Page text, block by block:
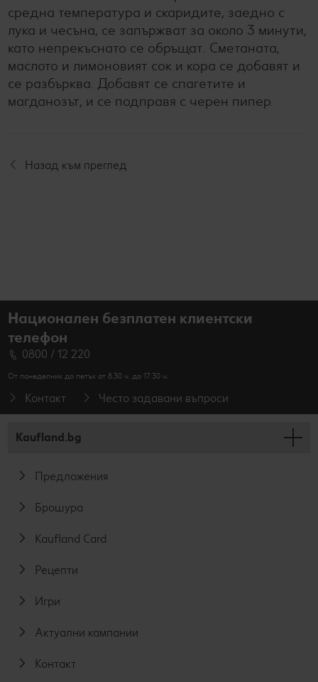
средна температура и скаридите, заедно с
лука и чесъна, се запържват за около 3 минути,
като непрекъснато се обръщат. Сметаната,
маслото и лимоновият сок и кора се добавят и
се разбърква. Добавят се спагетите и
магданозът, и се подправя с черен пипер.
Назад към преглед
Национален безплатен клиентски
телефон
0800 / 12 220
От понеделник до петък от 8.30 ч. до 17.30 ч.
Контакт Често задавани въпроси
Kaufland.bg
Предложения
Брошура
Kaufland Card
Рецепти
Игри
Актуални кампании
Контакт